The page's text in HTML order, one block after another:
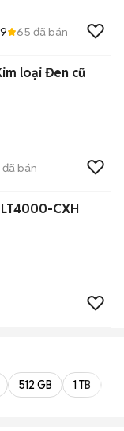
65 đã bán
loại Đen cũ
đã bán
CXH
512 GB 1 TB